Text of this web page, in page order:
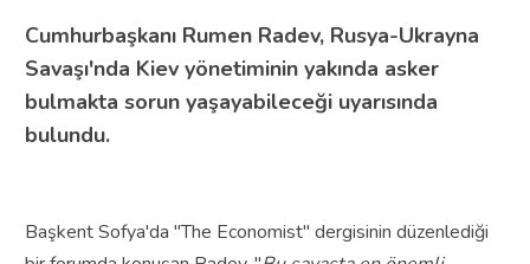
Cumhurbaşkanı Rumen Radev, Rusya-Ukrayna
Savaşı'nda Kiev yönetiminin yakında asker
bulmakta sorun yaşayabileceği uyarısında
bulundu.
Başkent Sofya'da "The Economist" dergisinin düzenlediği